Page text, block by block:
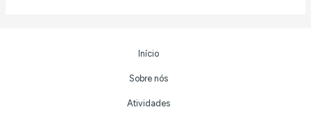
Início
Sobre nós
Atividades